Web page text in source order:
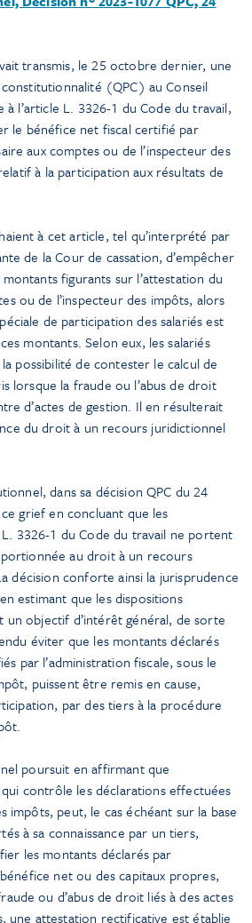
transmis, le 25 octobre dernier, une
(QPC) au Conseil
l’article L. 3326-1 du Code du travail,
le bénéfice net fiscal certifié par
aux comptes ou de l’inspecteur des
à la participation aux résultats de
à cet article, tel qu’interprété par
de la Cour de cassation, d’empêcher
figurants sur l’attestation du
ou de l’inspecteur des impôts, alors
de participation des salariés est
montants. Selon eux, les salariés
possibilité de contester le calcul de
lorsque la fraude ou l’abus de droit
d’actes de gestion. Il en résulterait
du droit à un recours juridictionnel
dans sa décision QPC du 24
grief en concluant que les
3326-1 du Code du travail ne portent
au droit à un recours
décision conforte ainsi la jurisprudence
estimant que les dispositions
un objectif d’intérêt général, de sorte
éviter que les montants déclarés
par l’administration fiscale, sous le
puissent être remis en cause,
par des tiers à la procédure
poursuit en affirmant que
qui contrôle les déclarations effectuées
impôts, peut, le cas échéant sur la base
à sa connaissance par un tiers,
les montants déclarés par
net ou des capitaux propres,
ou d’abus de droit liés à des actes
une attestation rectificative est établie